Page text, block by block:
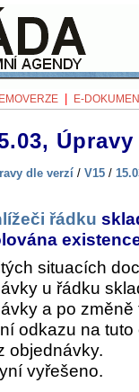
E-
dle verzí / V15 /
řádku
situacích
u řádku
a po
odkazu na
objednávky.
vyřešeno.